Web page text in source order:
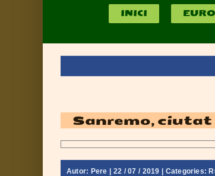
INICI
Sanremo, ciutat
Autor: Pere | 22 / 07 / 2019 | Categories: